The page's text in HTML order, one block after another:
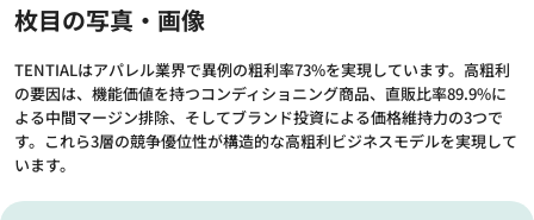
枚目の写真・画像
TENTIALはアパレル業界で異例の粗利率73%を実現しています。高粗利
の要因は、機能価値を持つコンディショニング商品、直販比率89.9%に
よる中間マージン排除、そしてブランド投資による価格維持力の3つで
す。これら3層の競争優位性が構造的な高粗利ビジネスモデルを実現して
います。